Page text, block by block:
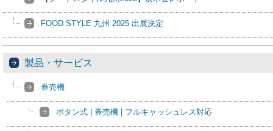
FOOD STYLE 九州 2025 出展決定
製品・サービス
券売機
ボタン式 | 券売機 | フルキャッシュレス対応